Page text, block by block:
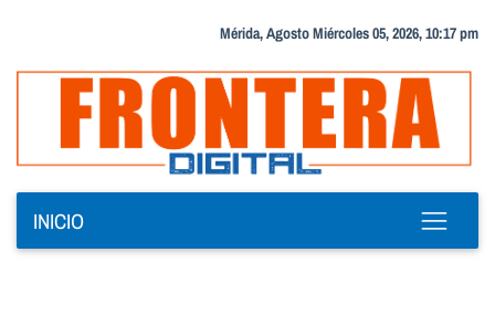
Mérida, Agosto Miércoles 05, 2026, 10:17 pm
INICIO